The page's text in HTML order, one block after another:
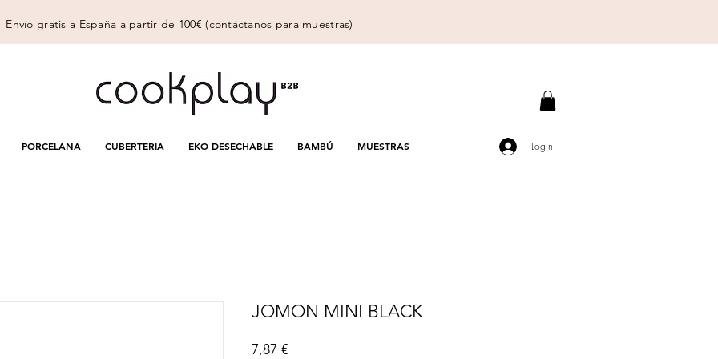
Envío gratis a España a partir de 100€ (contáctanos para muestras)
PORCELANA CUBERTERIA EKO DESECHABLE BAMBÚ MUESTRAS Login
JOMON MINI BLACK
7,87 €Precio